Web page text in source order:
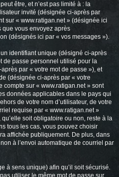
être, et n’est pas limité à : la
invité (désignée ci-après par
sur « www.ratigan.net » (désignée ici
que vous envoyez après
(désignés ici par « vos messages »).
identifiant unique (désigné ci-après
de passe personnel utilisé pour la
par « votre mot de passe »), et
(désignée ci-après par « votre
compte sur « www.ratigan.net » sont
données applicables dans le pays qui
de votre nom d’utilisateur, de votre
requise par « www.ratigan.net »
soit obligatoire ou non, reste à la
tous les cas, vous pouvez choisir
affichée publiquement. De plus, dans
à l’envoi automatique de courriel par
à sens unique) afin qu’il soit sécurisé.
utiliser le même mot de passe sur